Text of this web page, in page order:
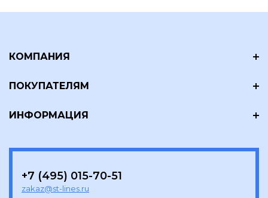
КОМПАНИЯ
ПОКУПАТЕЛЯМ
ИНФОРМАЦИЯ
+7 (495) 015-70-51
zakaz@st-lines.ru